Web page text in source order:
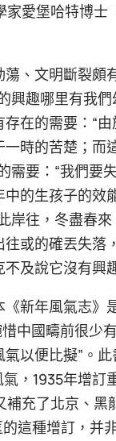
愛堡哈特博
、文明斷裂
興趣哪里有我
在的需要：“
時的苦楚；而
需要：“我們要
的生孩子的效
岸往，冬盡春
或的確丟失落
及說它沒有興
新年風氣志》
中國疇前很少
以便比擬”。
，1935年增
補充了北京、
這種增訂，并